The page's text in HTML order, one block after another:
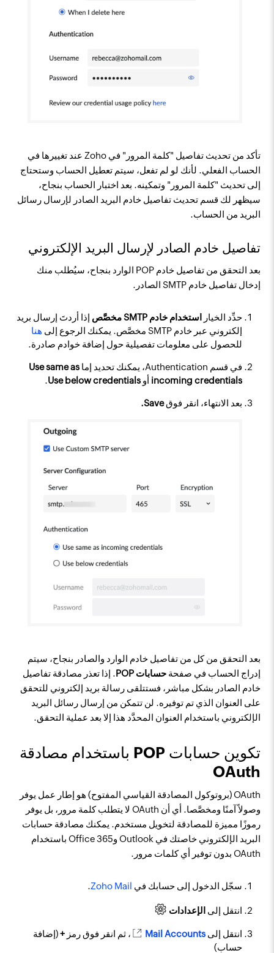
تأكد من تحديث تفاصيل "كلمة المرور" في Zoho عند تغييرها في
الحساب الفعلي. لأنك لو لم تفعل، سيتم تعطيل الحساب وستحتاج
إلى تحديث "كلمة المرور" وتمكينه. بعد اختبار الحساب بنجاح،
سيظهر لك قسم تحديث تفاصيل خادم البريد الصادر لإرسال رسائل
البريد من الحساب.
تفاصيل خادم الصادر لإرسال البريد الإلكتروني
بعد التحقق من تفاصيل خادم POP الوارد بنجاح، سيُطلب منك
إدخال تفاصيل خادم SMTP الصادر.
حدِّد الخيار استخدام خادم SMTP مخصَّص
إذا أردتَ إرسال بريد
إلكتروني عبر خادم SMTP مخصَّص. يمكنك الرجوع إلى
هنا
للحصول على معلومات تفصيلية حول إضافة خوادم صادرة.
في قسم Authentication، يمكنك تحديد إما
Use same as
incoming credentials أوUse below credentials
.
بعد الانتهاء، انقر فوقSave.
بعد التحقق من كل من تفاصيل خادم الوارد والصادر بنجاح، سيتم
إدراج الحساب في صفحةحسابات POP
. إذا تعذر مصادقة تفاصيل
خادم الصادر بشكل مباشر، فستتلقى رسالة بريد إلكتروني للتحقق
على العنوان الذي تم توفيره. لن تتمكن من إرسال رسائل البريد
الإلكتروني باستخدام العنوان المحدَّد هذا إلا بعد عملية التحقق.
تكوين حسابات POP باستخدام مصادقة
OAuth
OAuth (بروتوكول المصادقة القياسي المفتوح) هو إطار عمل يوفر
وصولاً آمنًا ومخصَّصا. أي أن OAuth لا يتطلب كلمة مرور، بل يوفر
رموزًا مميزة للمصادقة لتخويل مستخدم. يمكنك مصادقة حسابات
البريد الإلكتروني خاصتك في Outlook وOffice 365 باستخدام
OAuth بدون توفير أي كلمات مرور.
سجّل الدخول إلى حسابك في Zoho Mail
.
انتقل إلى الإعدادات
انتقل إلىMail Accounts ، ثم انقر فوق رمز+(إضافة
حساب)